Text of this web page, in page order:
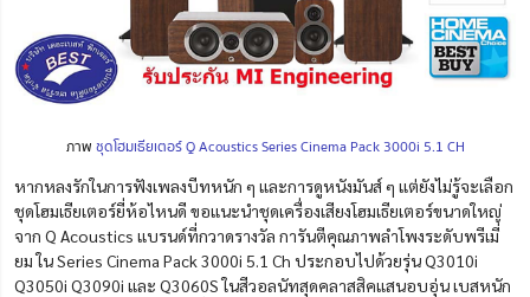
ภาพ ชุดโฮมเธียเตอร์ Q Acoustics Series Cinema Pack 3000i 5.1 CH
หากหลงรักในการฟังเพลงบีทหนัก ๆ และการดูหนังมันส์ ๆ แต่ยังไม่รู้จะเลือก
ชุดโฮมเธียเตอร์ยี่ห้อไหนดี ขอแนะนำชุดเครื่องเสียงโฮมเธียเตอร์ขนาดใหญ่
จาก Q Acoustics แบรนด์ที่กวาดรางวัล การันตีคุณภาพลำโพงระดับพรีเมี่
ยม ใน Series Cinema Pack 3000i 5.1 Ch ประกอบไปด้วยรุ่น Q3010i
Q3050i Q3090i และ Q3060S ในสีวอลนัทสุดคลาสสิคแสนอบอุ่น เบสหนัก